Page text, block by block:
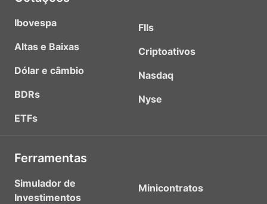
Ibovespa
Altas e Baixas
Dólar e câmbio
BDRs
ETFs
FIIs
Criptoativos
Nasdaq
Nyse
Ferramentas
Simulador de
Investimentos
Minicontratos